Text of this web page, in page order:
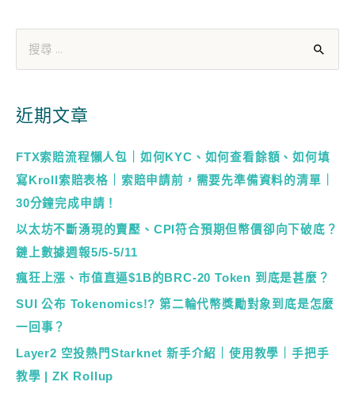
近期文章
FTX索賠流程懶人包｜如何KYC、如何查看餘額、如何填
寫Kroll索賠表格｜索賠申請前，需要先準備資料的清單｜
30分鐘完成申請！
以太坊不斷湧現的賣壓、CPI符合預期但幣價卻向下破底？
鏈上數據週報5/5-5/11
瘋狂上漲、市值直逼$1B的BRC-20 Token 到底是甚麼？
SUI 公布 Tokenomics!? 第二輪代幣獎勵對象到底是怎麼
一回事？
Layer2 空投熱門Starknet 新手介紹｜使用教學｜手把手
教學 | ZK Rollup